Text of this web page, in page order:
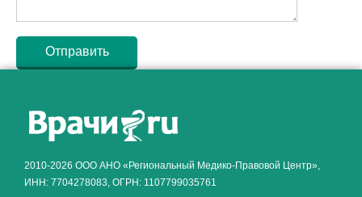
2010-2026 ООО АНО «Региональный Медико-Правовой Центр»,
ИНН: 7704278083, ОГРН: 1107799035761